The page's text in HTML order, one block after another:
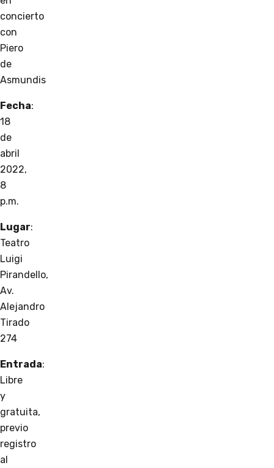
concierto
con
Piero
de
Asmundis
Fecha:
18
de
abril
2022,
8
p.m.
Lugar:
Teatro
Luigi
Pirandello,
Av.
Alejandro
Tirado
274
Entrada:
Libre
y
gratuita,
previo
registro
al